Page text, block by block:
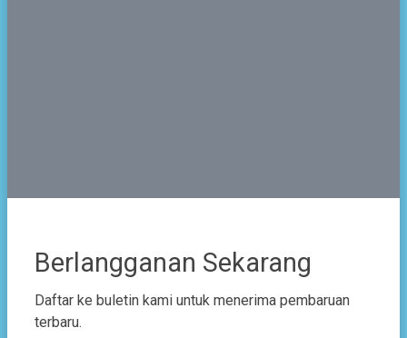
Kabupaten Pandeglang. Pembukaan O2SN
Berlangganan Sekarang
Daftar ke buletin kami untuk menerima pembaruan
terbaru.